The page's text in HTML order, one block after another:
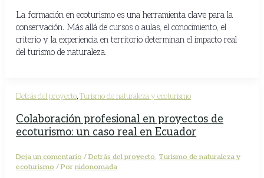
La formación en ecoturismo es una herramienta clave para la
conservación. Más allá de cursos o aulas, el conocimiento, el
criterio y la experiencia en territorio determinan el impacto real
del turismo de naturaleza.
Detrás del proyecto,Turismo de naturaleza y ecoturismo
Colaboración profesional en proyectos de
ecoturismo: un caso real en Ecuador
Deja un comentario /Detrás del proyecto, Turismo de naturaleza y
ecoturismo / Pornidonomada